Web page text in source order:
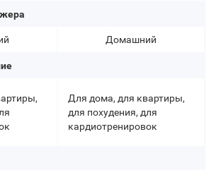
Домашний
Для дома, для квартиры,
для похудения, для
кардиотренировок